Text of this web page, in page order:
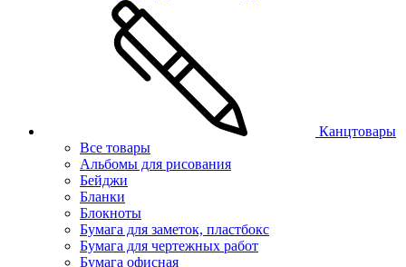
Канцтовары
Все товары
Альбомы для рисования
Бейджи
Бланки
Блокноты
Бумага для заметок, пластбокс
Бумага для чертежных работ
Бумага офисная